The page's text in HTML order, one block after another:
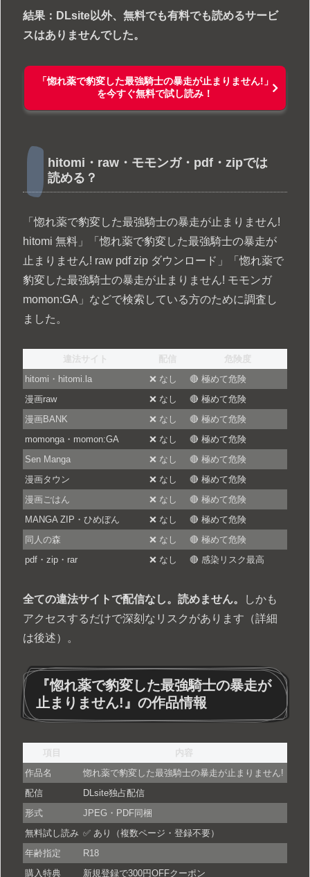
結果：DLsite以外、無料でも有料でも読めるサービ
スはありませんでした。
「惚れ薬で豹変した最強騎士の暴走が止まりません!」
を今すぐ無料で試し読み！
hitomi・raw・モモンガ・pdf・zipでは
読める？
「惚れ薬で豹変した最強騎士の暴走が止まりません!
hitomi 無料」「惚れ薬で豹変した最強騎士の暴走が
止まりません! raw pdf zip ダウンロード」「惚れ薬で
豹変した最強騎士の暴走が止まりません! モモンガ
momon:GA」などで検索している方のために調査し
ました。
違法サイト 配信
危険度
hitomi・hitomi.la
❌ なし
🔴 極めて危険
漫画raw
❌ なし
🔴 極めて危険
漫画BANK
❌ なし
🔴 極めて危険
momonga・momon:GA
❌ なし
🔴 極めて危険
Sen Manga
❌ なし
🔴 極めて危険
漫画タウン
❌ なし
🔴 極めて危険
漫画ごはん
❌ なし
🔴 極めて危険
MANGA ZIP・ひめぼん
❌ なし
🔴 極めて危険
同人の森
❌ なし
🔴 極めて危険
pdf・zip・rar
❌ なし 🔴 感染リスク最高
全ての違法サイトで配信なし。読めません。
しかも
アクセスするだけで深刻なリスクがあります（詳細
は後述）。
『惚れ薬で豹変した最強騎士の暴走が
止まりません!』の作品情報
項目
内容
作品名
惚れ薬で豹変した最強騎士の暴走が止まりません!
配信
DLsite独占配信
形式
JPEG・PDF同梱
無料試し読み ✅ あり（複数ページ・登録不要）
年齢指定
R18
購入特典
新規登録で300円OFFクーポン